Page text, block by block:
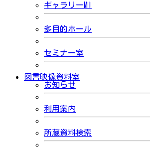
ギャラリーMI
多目的ホール
セミナー室
図書映像資料室
お知らせ
利用案内
所蔵資料検索